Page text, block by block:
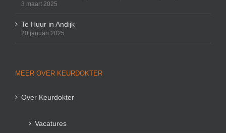
3 maart 2025
Te Huur in Andijk
20 januari 2025
MEER OVER KEURDOKTER
Over Keurdokter
Vacatures